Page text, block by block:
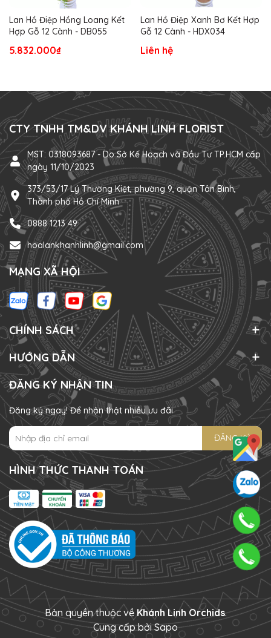
Lan Hồ Điệp Hồng Loang Kết
Hợp Gỗ 12 Cành - DB055
5.832.000₫
Lan Hồ Điệp Xanh Bơ Kết Hợp
Gỗ 12 Cành - HDX034
Liên hệ
CTY TNHH TM&DV KHÁNH LINH FLORIST
MST: 0318093687 - Do Sở Kế Hoạch và Đầu Tư TP.HCM cấp
ngày 11/10/2023
373/53/17 Lý Thường Kiệt, phường 9, quận Tân Bình,
Thành phố Hồ Chí Minh
0888 1213 49
hoalankhanhlinh@gmail.com
MẠNG XÃ HỘI
CHÍNH SÁCH
HƯỚNG DẪN
ĐĂNG KÝ NHẬN TIN
Đăng ký ngay! Để nhận thật nhiều ưu đãi
ĐĂNG KÝ
HÌNH THỨC THANH TOÁN
Bản quyền thuộc về Khánh Linh Orchids.
Cung cấp bởiSapo